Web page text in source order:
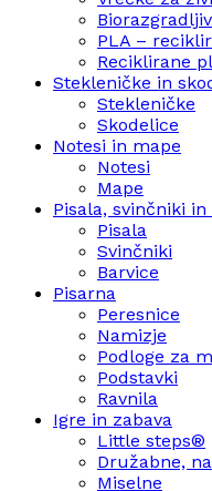
PLA –
Reciklirane
Stekleničke in
Stekleničke
Skodelice
Notesi in mape
Notesi
Mape
Pisala, svinčniki in
Pisala
Svinčniki
Barvice
Pisarna
Peresnice
Namizje
Podloge za
Podstavki
Ravnila
Igre in zabava
Little steps®
Družabne,
Miselne